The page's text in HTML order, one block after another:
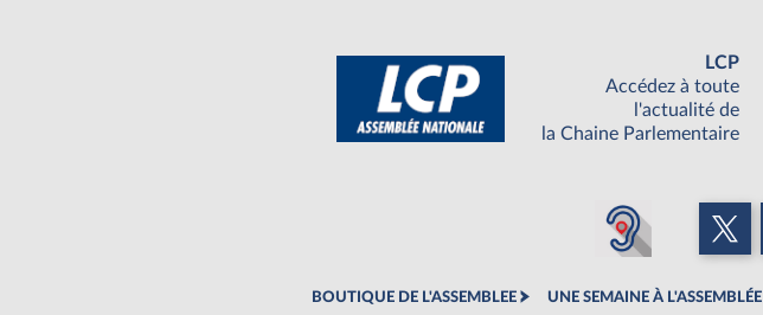
LCP
Accédez à toute
l'actualité de
la Chaine Parlementaire
BOUTIQUE DE L'ASSEMBLEE UNE SEMAINE À L'ASSEMBLÉE